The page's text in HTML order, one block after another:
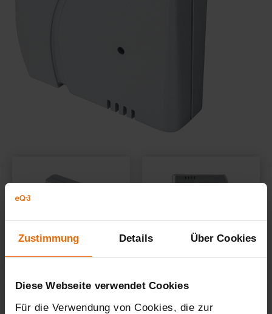
Zustimmung Details Über Cookies
Diese Webseite verwendet Cookies
Für die Verwendung von Cookies, die zur